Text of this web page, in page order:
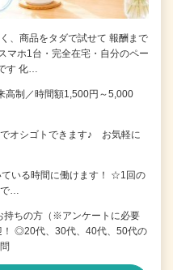
、商品をタダで試せて 報酬まで
マホ1台・完全在宅・自分のペー
す 化…
高制／時間額1,500円～5,000
オシゴトできます♪ お気軽に
いる時間に働けます！ ☆1回の
で…
ちの方（※アンケートに必要
◎20代、30代、40代、50代の